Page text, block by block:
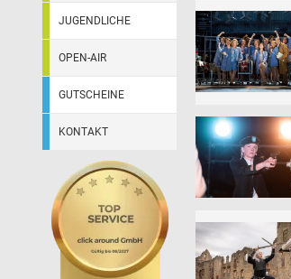
JUGENDLICHE
OPEN-AIR
GUTSCHEINE
KONTAKT